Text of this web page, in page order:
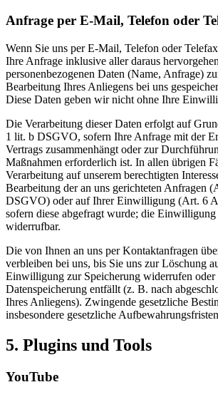
Anfrage per E-Mail, Telefon oder
Wenn Sie uns per E-Mail, Telefon oder
Ihre Anfrage inklusive aller daraus
personenbezogenen Daten (Name, Anfrage)
Bearbeitung Ihres Anliegens bei uns
Diese Daten geben wir nicht ohne Ihre
Die Verarbeitung dieser Daten erfolgt auf
1 lit. b DSGVO, sofern Ihre Anfrage mit der
Vertrags zusammenhängt oder zur
Maßnahmen erforderlich ist. In allen übrigen
Verarbeitung auf unserem berechtigten
Bearbeitung der an uns gerichteten Anfragen
DSGVO) oder auf Ihrer Einwilligung (Art. 6
sofern diese abgefragt wurde; die Einwilligung
widerrufbar.
Die von Ihnen an uns per Kontaktanfragen
verbleiben bei uns, bis Sie uns zur Löschung
Einwilligung zur Speicherung widerrufen
Datenspeicherung entfällt (z. B. nach
Ihres Anliegens). Zwingende gesetzliche
insbesondere gesetzliche
5. Plugins und Tools
YouTube